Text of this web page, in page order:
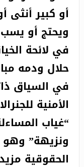
أو كبير
ويحتج أو
في لائحة
حلال ودمه
في السياق
الأمنية
“غياب
ونزيهة”
الحقوقية